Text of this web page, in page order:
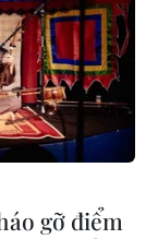
gỡ điểm